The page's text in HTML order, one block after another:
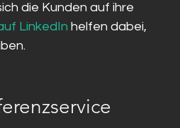
die Kunden auf ihre
LinkedIn helfen dabei,